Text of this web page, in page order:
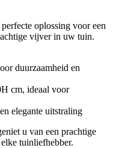
oplossing voor een
vijver in uw tuin.
duurzaamheid en
cm, ideaal voor
elegante uitstraling
u van een prachtige
tuinliefhebber.